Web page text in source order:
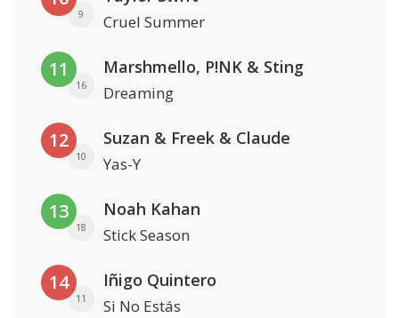
9 Cruel Summer
11
16
Marshmello, P!NK & Sting
Dreaming
12
10
Suzan & Freek & Claude
Yas-Y
13
18
Noah Kahan
Stick Season
14
11
Iñigo Quintero
Si No Estás